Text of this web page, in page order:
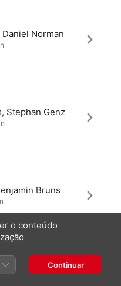
Norman
Stephan Genz
Bruns
van der Meel
o conteúdo
Continuar